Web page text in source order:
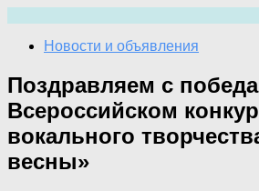
содержимому
Новости и объявления
Поздравляем с
Всероссийском
вокального
весны»